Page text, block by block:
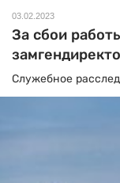
03.02.2023
За сбои
Служебное